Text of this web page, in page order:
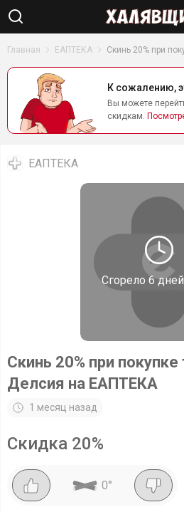
Главная ЕАПТЕКА Скинь 20% при
К сожалению,
Вы можете
скидкам.
Сгорело 6
ЕАПТЕКА
Скинь 20% при
Делсия на ЕАПТЕКА
1 месяц назад
Скидка 20%
0°